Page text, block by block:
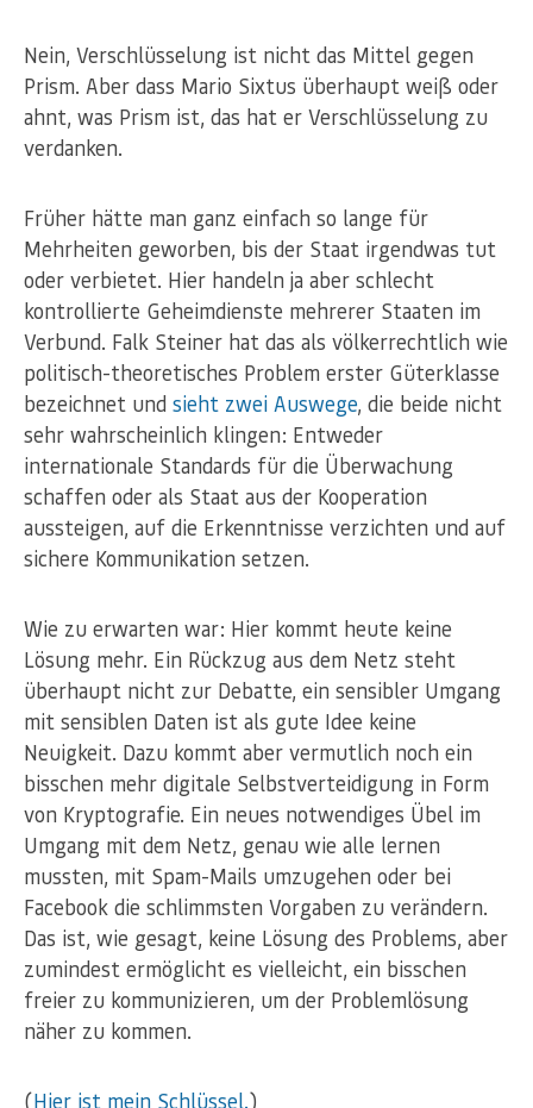
Nein, Verschlüsselung ist nicht das Mittel gegen
Prism. Aber dass Mario Sixtus überhaupt weiß oder
ahnt, was Prism ist, das hat er Verschlüsselung zu
verdanken.
Früher hätte man ganz einfach so lange für
Mehrheiten geworben, bis der Staat irgendwas tut
oder verbietet. Hier handeln ja aber schlecht
kontrollierte Geheimdienste mehrerer Staaten im
Verbund. Falk Steiner hat das als völkerrechtlich wie
politisch-theoretisches Problem erster Güterklasse
bezeichnet und sieht zwei Auswege, die beide nicht
sehr wahrscheinlich klingen: Entweder
internationale Standards für die Überwachung
schaffen oder als Staat aus der Kooperation
aussteigen, auf die Erkenntnisse verzichten und auf
sichere Kommunikation setzen.
Wie zu erwarten war: Hier kommt heute keine
Lösung mehr. Ein Rückzug aus dem Netz steht
überhaupt nicht zur Debatte, ein sensibler Umgang
mit sensiblen Daten ist als gute Idee keine
Neuigkeit. Dazu kommt aber vermutlich noch ein
bisschen mehr digitale Selbstverteidigung in Form
von Kryptografie. Ein neues notwendiges Übel im
Umgang mit dem Netz, genau wie alle lernen
mussten, mit Spam-Mails umzugehen oder bei
Facebook die schlimmsten Vorgaben zu verändern.
Das ist, wie gesagt, keine Lösung des Problems, aber
zumindest ermöglicht es vielleicht, ein bisschen
freier zu kommunizieren, um der Problemlösung
näher zu kommen.
(Hier ist mein Schlüssel.)